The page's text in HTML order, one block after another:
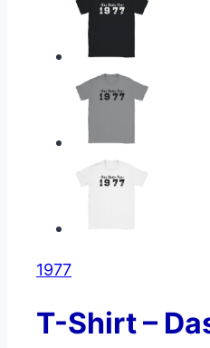
1977
T-Shirt –